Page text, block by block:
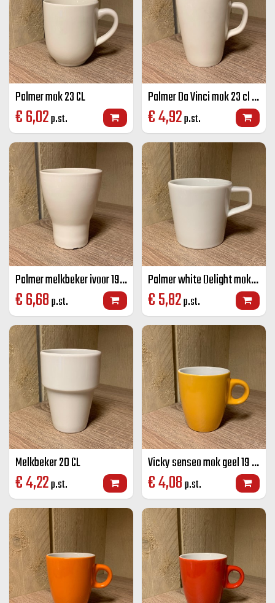
Palmer mok 23 CL
€6,02p.st.
Palmer Da Vinci mok 23 cl ivoor
€4,92p.st.
Palmer melkbeker ivoor 19 cl
€6,68p.st.
Palmer white Delight mok wit 25 cl
€5,82p.st.
Melkbeker 20 CL
€4,22p.st.
Vicky senseo mok geel 19 CL
€4,08p.st.